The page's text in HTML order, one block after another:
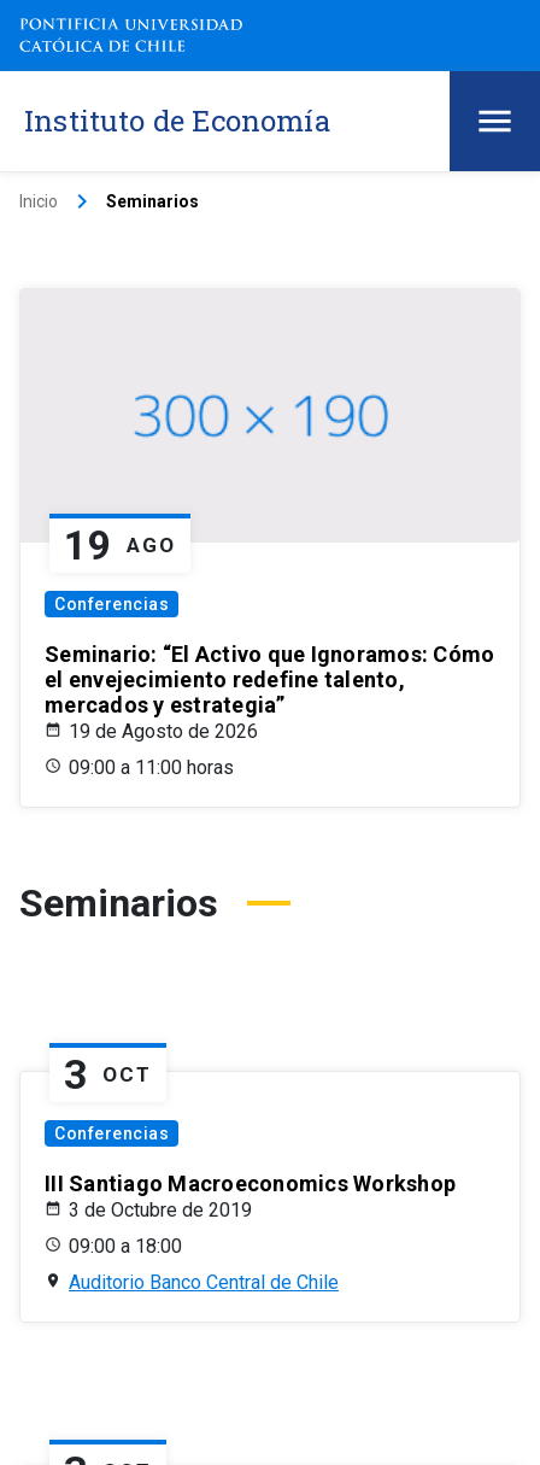
Instituto de Economía
Inicio keyboard_arrow_right Seminarios
19 AGO
Conferencias
Seminario: “El Activo que Ignoramos: Cómo
el envejecimiento redefine talento,
mercados y estrategia”
19 de Agosto de 2026
09:00 a 11:00 horas
Seminarios
3 OCT
Conferencias
III Santiago Macroeconomics Workshop
3 de Octubre de 2019
09:00 a 18:00
Auditorio Banco Central de Chile